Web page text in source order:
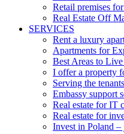
Retail premises
Real Estate Off
SERVICES
Rent a luxury
Apartments for
Best Areas to
I offer a property
Serving the tenants
Embassy support
Real estate for IT
Real estate for
Invest in Poland